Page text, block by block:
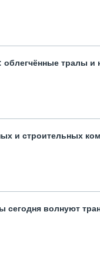
облегчённые тралы
и строительных
сегодня волнуют